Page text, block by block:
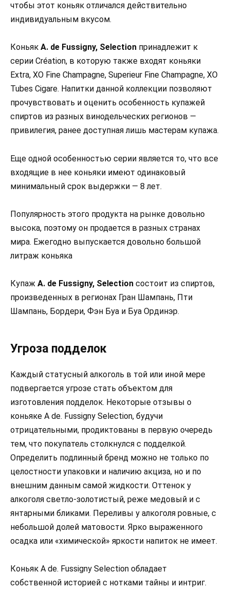
чтобы этот коньяк отличался действительно
индивидуальным вкусом.
Коньяк A. de Fussigny, Selection принадлежит к
серии Création, в которую также входят коньяки
Extra, XO Fine Champagne, Superieur Fine Champagne, XO
Tubes Cigare. Напитки данной коллекции позволяют
прочувствовать и оценить особенность купажей
спиртов из разных винодельческих регионов —
привилегия, ранее доступная лишь мастерам купажа.
Еще одной особенностью серии является то, что все
входящие в нее коньяки имеют одинаковый
минимальный срок выдержки — 8 лет.
Популярность этого продукта на рынке довольно
высока, поэтому он продается в разных странах
мира. Ежегодно выпускается довольно большой
литраж коньяка
Купаж A. de Fussigny, Selection состоит из спиртов,
произведенных в регионах Гран Шампань, Пти
Шампань, Бордери, Фэн Буа и Буа Ординэр.
Угроза подделок
Каждый статусный алкоголь в той или иной мере
подвергается угрозе стать объектом для
изготовления подделок. Некоторые отзывы о
коньяке A de. Fussigny Selection, будучи
отрицательными, продиктованы в первую очередь
тем, что покупатель столкнулся с подделкой.
Определить подлинный бренд можно не только по
целостности упаковки и наличию акциза, но и по
внешним данным самой жидкости. Оттенок у
алкоголя светло-золотистый, реже медовый и с
янтарными бликами. Переливы у алкоголя ровные, с
небольшой долей матовости. Ярко выраженного
осадка или «химической» яркости напиток не имеет.
Коньяк A de. Fussigny Selection обладает
собственной историей с нотками тайны и интриг.